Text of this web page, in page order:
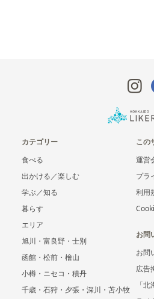
カテゴリー
食べる
出かける／楽しむ
学ぶ／知る
暮らす
エリア
旭川・富良野・士別
函館・松前・檜山
小樽・ニセコ・積丹
千歳・石狩・夕張・深川・苫小牧
この
運営
プラ
利用
お問
お問
広告
「